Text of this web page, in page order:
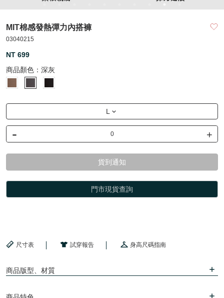
MIT棉感發熱彈力內搭褲
03040215
NT 699
商品顏色： 深灰
L
- +
貨到通知
門市現貨查詢
尺寸表 試穿報告 身高尺碼指南
商品版型、材質